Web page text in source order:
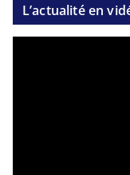
L’actualité en